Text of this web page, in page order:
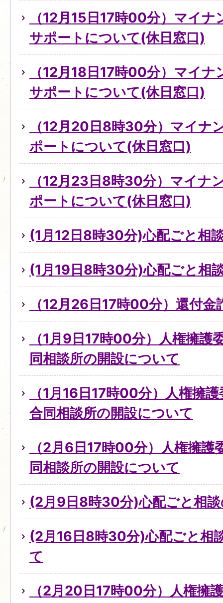
（12月15日17時00分）マイ
サポートについて(休日窓口)
（12月18日17時00分）マイ
サポートについて(休日窓口)
（12月20日8時30分）マイナ
ポートについて(休日窓口)
（12月23日8時30分）マイナ
ポートについて(休日窓口)
(1月12日8時30分)心配ごと相
(1月19日8時30分)心配ごと相
（12月26日17時00分）還付金
（1月9日17時00分）人権擁護
同相談所の開設について
（1月16日17時00分）人権擁
合同相談所の開設について
（2月6日17時00分）人権擁護
同相談所の開設について
(2月9日8時30分)心配ごと相
(2月16日8時30分)心配ごと相
て
（2月20日17時00分）人権擁